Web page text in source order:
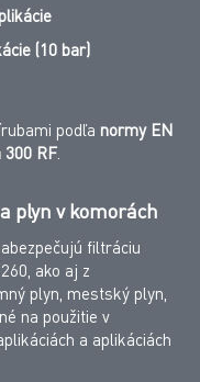
(10 bar)
podľa normy EN
300 RF
plyn v komorách
filtráciu
ako aj z
plyn, mestský plyn,
na použitie v
a aplikáciách